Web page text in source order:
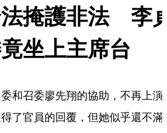
掩護非法　李
坐上主席台
和召委廖先翔的協助，不再上演
了官員的回覆，但她似乎還不滿